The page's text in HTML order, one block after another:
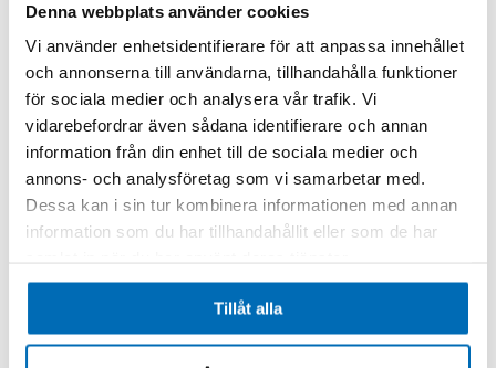
Denna webbplats använder cookies
Vi använder enhetsidentifierare för att anpassa innehållet
och annonserna till användarna, tillhandahålla funktioner
för sociala medier och analysera vår trafik. Vi
vidarebefordrar även sådana identifierare och annan
information från din enhet till de sociala medier och
annons- och analysföretag som vi samarbetar med.
Dessa kan i sin tur kombinera informationen med annan
information som du har tillhandahållit eller som de har
Tillåt alla
SE Equipment
Lehnhoff SY03 Redskapsfäste utan krok
Beställningsvara
1 034,00 kr
Exkl. moms
.